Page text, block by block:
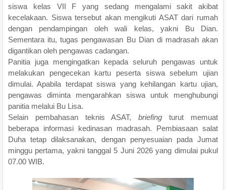
siswa kelas VII F yang sedang mengalami sakit akibat
kecelakaan. Siswa tersebut akan mengikuti ASAT dari rumah
dengan pendampingan oleh wali kelas, yakni Bu Dian.
Sementara itu, tugas pengawasan Bu Dian di madrasah akan
digantikan oleh pengawas cadangan.
Panitia juga mengingatkan kepada seluruh pengawas untuk
melakukan pengecekan kartu peserta siswa sebelum ujian
dimulai. Apabila terdapat siswa yang kehilangan kartu ujian,
pengawas diminta mengarahkan siswa untuk menghubungi
panitia melalui Bu Lisa.
Selain pembahasan teknis ASAT,briefing turut memuat
beberapa informasi kedinasan madrasah. Pembiasaan salat
Duha tetap dilaksanakan, dengan penyesuaian pada Jumat
minggu pertama, yakni tanggal 5 Juni 2026 yang dimulai pukul
07.00 WIB.